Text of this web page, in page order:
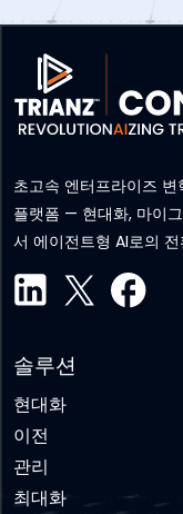
초고속 엔터프라이즈
플랫폼 — 현대화, 마이
서 에이전트형 AI로의
솔루션
현대화
이전
관리
최대화